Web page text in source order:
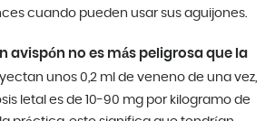
cuando pueden usar sus aguijones.
avispón no es más peligrosa que la
unos 0,2 ml de veneno de una vez,
letal es de 10-90 mg por kilogramo de